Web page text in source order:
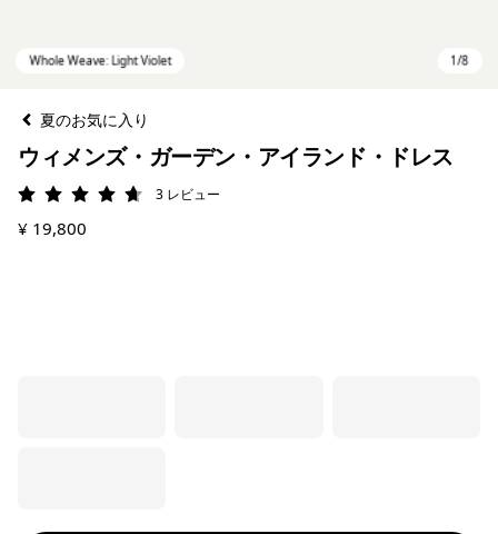
夏のお気に入り
ウィメンズ・ガーデン・アイランド・ドレス
評価: 4.7 / 5
3 レビュー
¥ 19,800